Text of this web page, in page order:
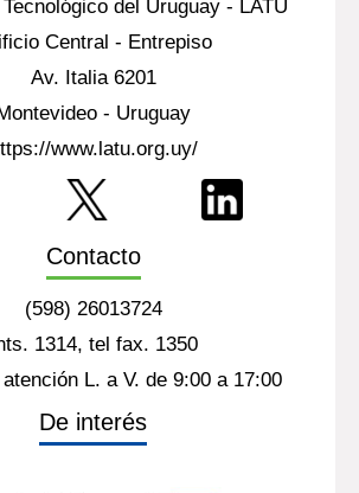
del Uruguay - LATU
Central - Entrepiso
Av. Italia 6201
- Uruguay
www.latu.org.uy/
Contacto
(598) 26013724
1314, tel fax. 1350
L. a V. de 9:00 a 17:00
De interés